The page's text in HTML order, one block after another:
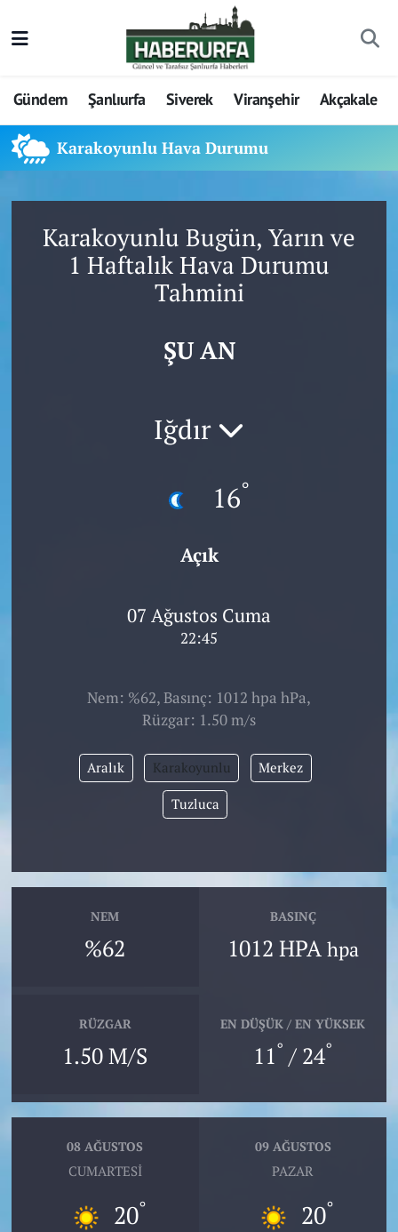
Gündem Şanlıurfa Siverek Viranşehir Akçakale
Karakoyunlu Hava Durumu
Karakoyunlu Bugün, Yarın ve
1 Haftalık Hava Durumu
Tahmini
ŞU AN
Iğdır
16°
Açık
07 Ağustos Cuma
22:45
Nem: %62, Basınç: 1012 hpa hPa,
Rüzgar: 1.50 m/s
Aralık Karakoyunlu Merkez
Tuzluca
NEM
%62
BASINÇ
1012 HPA hpa
RÜZGAR
1.50 M/S
EN DÜŞÜK / EN YÜKSEK
11° / 24°
08 AĞUSTOS
CUMARTESI
20°
09 AĞUSTOS
PAZAR
20°